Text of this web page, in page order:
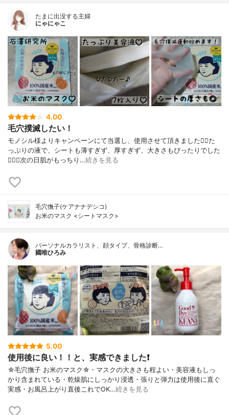
たまに出没する主婦
にゃにゃこ
4.00
毛穴撲滅したい！
モノシル様よりキャンペーンにて当選し、使用させて頂きました🙇‍♀️た
っぷりの液で、シートも薄すぎず、厚すぎず、大きさもぴったりでした
🙆🏻‍♀️次の日肌がもっちり…続きを見る
毛穴撫子(ケアナナデシコ)
お米のマスク <シートマスク>
パーソナルカラリスト、顔タイプ、骨格診断…
國唯ひろみ
5.00
使用後に良い！！と、実感できました❗
☆毛穴撫子 お米のマスク☆・マスクの大きさも程よい・美容液もしっ
かり含まれている・乾燥肌にしっかり浸透・張りと弾力は使用後に直ぐ
実感・お風呂上がり直後これでOK…続きを見る